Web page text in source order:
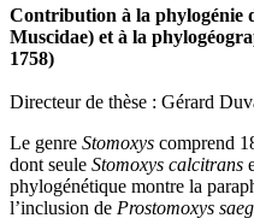
Contribution à la phylogénie
Muscidae) et à la
1758)
Directeur de thèse : Gérard
Le genre Stomoxys comprend
dont seule Stomoxys calcitrans
phylogénétique montre la
l’inclusion de Prostomoxys